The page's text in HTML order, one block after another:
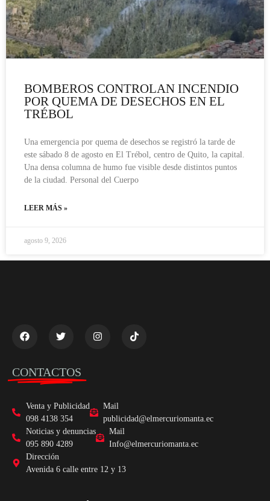
BOMBEROS CONTROLAN INCENDIO
POR QUEMA DE DESECHOS EN EL
TRÉBOL
Una emergencia por quema de desechos se registró la tarde de
este sábado 8 de agosto en El Trébol, centro de Quito, la capital.
Una densa columna de humo fue visible desde distintos puntos
de la ciudad. Personal del Cuerpo
LEER MÁS »
agosto 9, 2026
CONTACTOS
Venta y Publicidad
098 4138 354
Mail
publicidad@elmercuriomanta.ec
Noticias y denuncias
095 890 4289
Mail
Info@elmercuriomanta.ec
Dirección
Avenida 6 calle entre 12 y 13